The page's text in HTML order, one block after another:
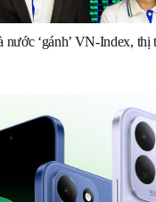
nước ‘gánh’ VN-Index, thị